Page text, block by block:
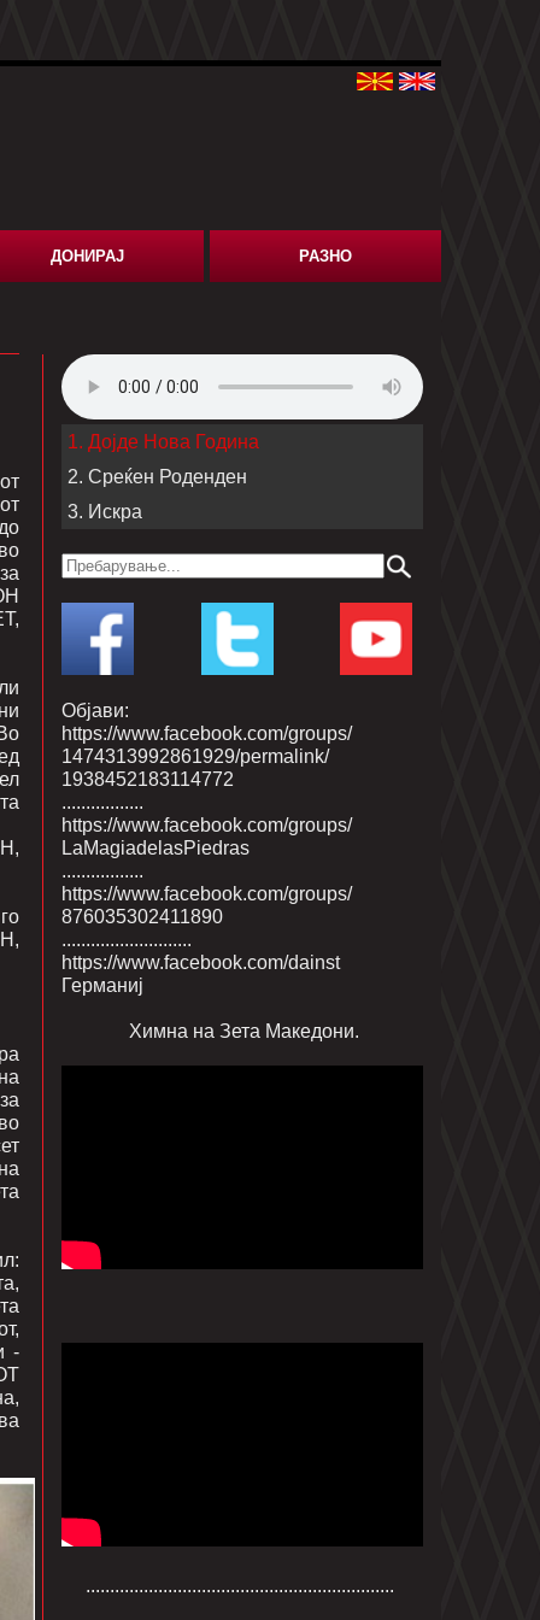
ДОНИРАЈ РАЗНО
-
1. Дојде Нова Година
2. Среќен Роденден
3. Искра
Објави:
https://www.facebook.com/groups/
1474313992861929/permalink/
1938452183114772
.................
https://www.facebook.com/groups/
LaMagiadelasPiedras
.................
https://www.facebook.com/groups/
876035302411890
...........................
https://www.facebook.com/dainst
Германиј
Химна на Зета Македони.
................................................................